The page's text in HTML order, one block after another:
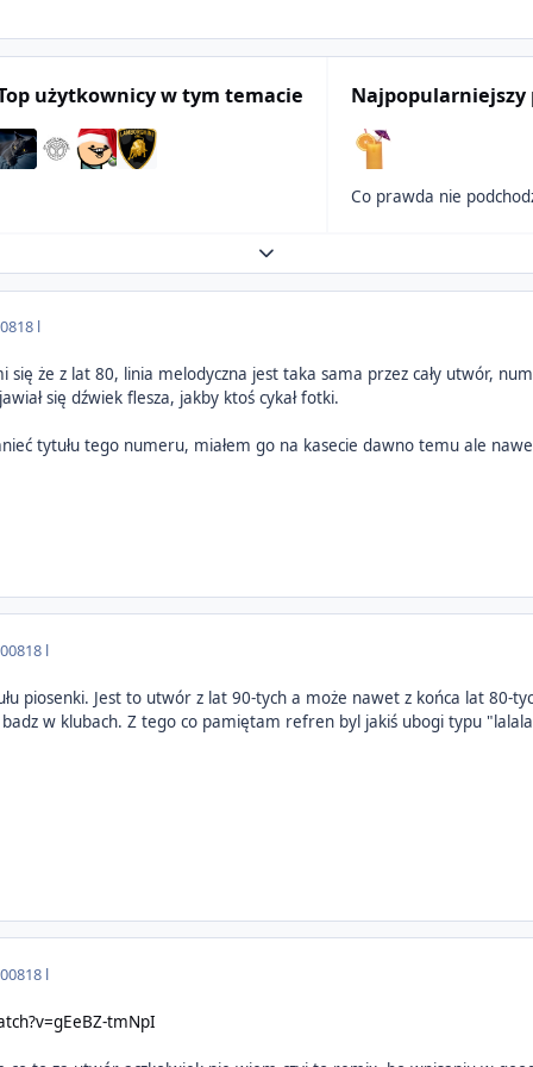
użytkownicy w tym temacie Najpopularniejszy
Expand topic overview
18 l
się że z lat 80, linia melodyczna jest taka sama przez cały utwór,
się dźwiek flesza, jakby ktoś cykał fotki.
tytułu tego numeru, miałem go na kasecie dawno temu ale
18 l
piosenki. Jest to utwór z lat 90-tych a może nawet z końca lat 80-
w klubach. Z tego co pamiętam refren byl jakiś ubogi typu
18 l
tmNpI